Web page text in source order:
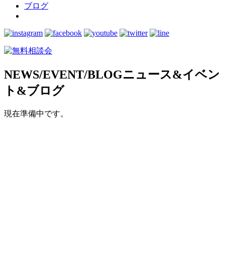
ブログ
NEWS/EVENT/BLOGニュース&イベン
ト&ブログ
現在準備中です。